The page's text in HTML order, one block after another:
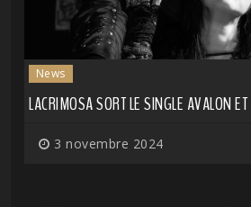
News
LACRIMOSA SORT LE SINGLE AVALON
3 novembre 2024